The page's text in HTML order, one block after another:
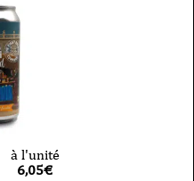
à l'unité
6,05€